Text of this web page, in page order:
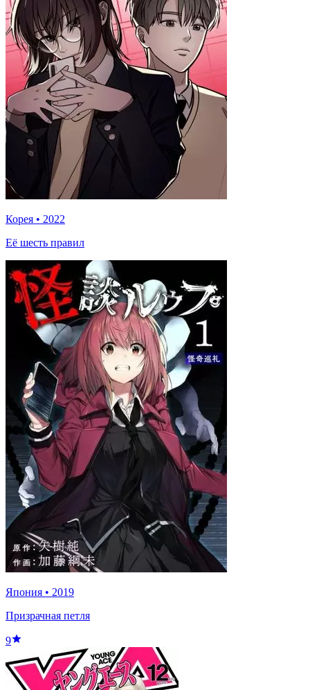
Корея • 2022
Её шесть правил
Япония • 2019
Призрачная петля
9